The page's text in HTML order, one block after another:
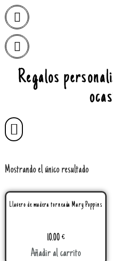
Regalos
Mostrando el único resultado
Llavero de madera torneada Mary Poppins
10.00€
Añadir al carrito